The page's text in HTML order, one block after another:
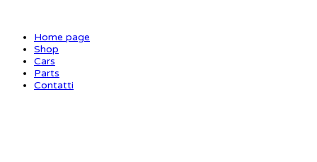
Home page
Shop
Cars
Parts
Contatti